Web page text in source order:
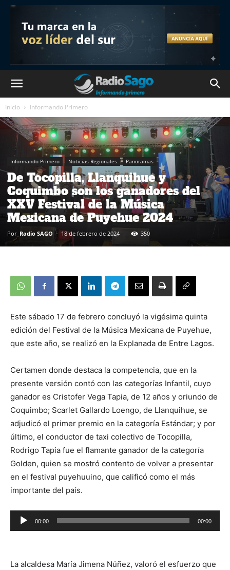
Inicio Informando Primero
Informando Primero Noticias Regionales Panoramas
De Tocopilla, Llanquihue y
Coquimbo son los ganadores del
XXV Festival de la Música
Mexicana de Puyehue 2024
Por Radio SAGO - 18 de febrero de 2024 350
Este sábado 17 de febrero concluyó la vigésima quinta
edición del Festival de la Música Mexicana de Puyehue,
que este año, se realizó en la Explanada de Entre Lagos.
Certamen donde destaca la competencia, que en la
presente versión contó con las categorías Infantil, cuyo
ganador es Cristofer Vega Tapia, de 12 años y oriundo de
Coquimbo; Scarlet Gallardo Loengo, de Llanquihue, se
adjudicó el primer premio en la categoría Estándar; y por
último, el conductor de taxi colectivo de Tocopilla,
Rodrigo Tapia fue el flamante ganador de la categoría
Golden, quien se mostró contento de volver a presentar
en el festival puyehuuino, que calificó como el más
importante del país.
Reproductor
de
00:00 00:00
La alcaldesa María Jimena Núñez, valoró el esfuerzo que